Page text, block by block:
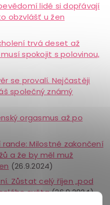
lidé si dopřávají
obzvlášť u žen
trvá deset až
spokojit s polovinou,
se provalí. Nejčastěji
společný známý
orgasmus až po
rande: Milostné zakončení
a že by měl muž
(26.9.2024)
Zůstat celý říjen „pod
světa(26.9.2024)